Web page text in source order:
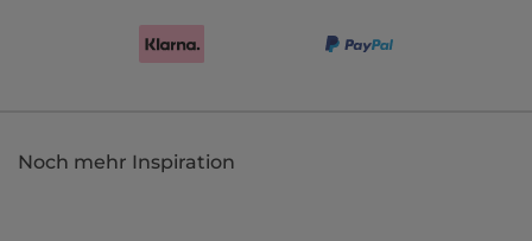
Noch mehr Inspiration